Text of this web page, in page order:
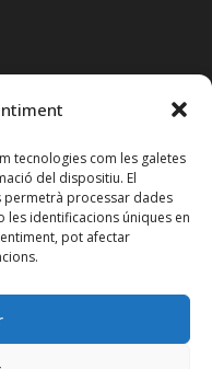
tecnologies com les galetes
del dispositiu. El
permetrà processar dades
identificacions úniques en
pot afectar